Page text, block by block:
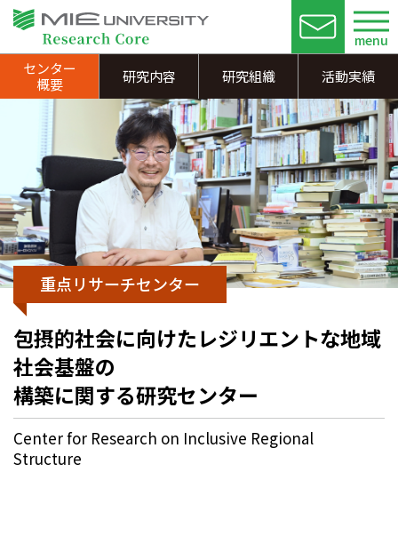
お問い合
menu
センター
概要
研究内容 研究組織 活動実績
重点リサーチセンター
包摂的社会に向けたレジリエントな地域
社会基盤の
構築に関する研究センター
Center for Research on Inclusive Regional
Structure